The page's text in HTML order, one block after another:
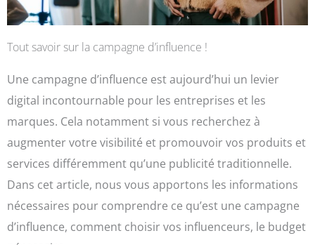
Tout savoir sur la campagne d’influence !
Une campagne d’influence est aujourd’hui un levier
digital incontournable pour les entreprises et les
marques. Cela notamment si vous recherchez à
augmenter votre visibilité et promouvoir vos produits et
services différemment qu’une publicité traditionnelle.
Dans cet article, nous vous apportons les informations
nécessaires pour comprendre ce qu’est une campagne
d’influence, comment choisir vos influenceurs, le budget